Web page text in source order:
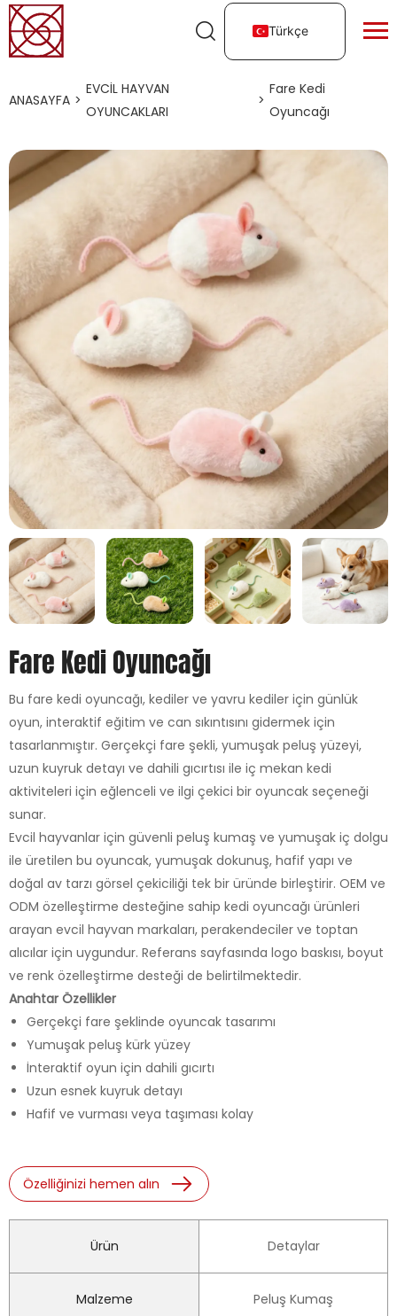
Türkçe
ANASAYFA >
EVCIL HAYVAN
OYUNCAKLARI
>
Fare Kedi
Oyuncağı
Fare Kedi Oyuncağı
Bu fare kedi oyuncağı, kediler ve yavru kediler için günlük
oyun, interaktif eğitim ve can sıkıntısını gidermek için
tasarlanmıştır. Gerçekçi fare şekli, yumuşak peluş yüzeyi,
uzun kuyruk detayı ve dahili gıcırtısı ile iç mekan kedi
aktiviteleri için eğlenceli ve ilgi çekici bir oyuncak seçeneği
sunar.
Evcil hayvanlar için güvenli peluş kumaş ve yumuşak iç dolgu
ile üretilen bu oyuncak, yumuşak dokunuş, hafif yapı ve
doğal av tarzı görsel çekiciliği tek bir üründe birleştirir. OEM ve
ODM özelleştirme desteğine sahip kedi oyuncağı ürünleri
arayan evcil hayvan markaları, perakendeciler ve toptan
alıcılar için uygundur. Referans sayfasında logo baskısı, boyut
ve renk özelleştirme desteği de belirtilmektedir.
Anahtar Özellikler
Gerçekçi fare şeklinde oyuncak tasarımı
Yumuşak peluş kürk yüzey
İnteraktif oyun için dahili gıcırtı
Uzun esnek kuyruk detayı
Hafif ve vurması veya taşıması kolay
Özelliğinizi hemen alın
Ürün Detaylar
Malzeme Peluş Kumaş